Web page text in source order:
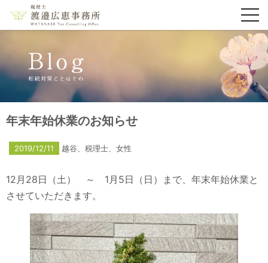
年末年始休業のお知らせ
2019/12/11 越谷、税理士、女性
12月28日（土） ～ 1月5日（日）まで、年末年始休業と
させていただきます。